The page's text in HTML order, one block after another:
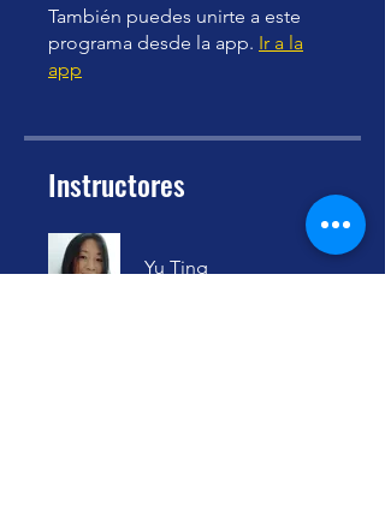
También puedes unirte a este
programa desde la app. Ir a la
app
Instructores
Yu Ting